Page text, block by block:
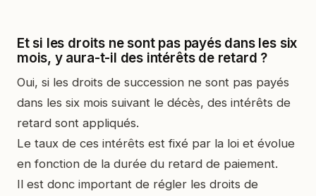
Et si les droits ne sont pas payés dans les six
mois, y aura-t-il des intérêts de retard ?
Oui, si les droits de succession ne sont pas payés
dans les six mois suivant le décès, des intérêts de
retard sont appliqués.
Le taux de ces intérêts est fixé par la loi et évolue
en fonction de la durée du retard de paiement.
Il est donc important de régler les droits de